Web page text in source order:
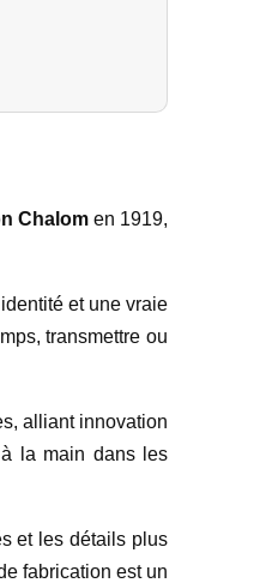
Chalomen 1919,
et une vraie
transmettre ou
alliant innovation
la main dans les
et les détails plus
fabrication est un